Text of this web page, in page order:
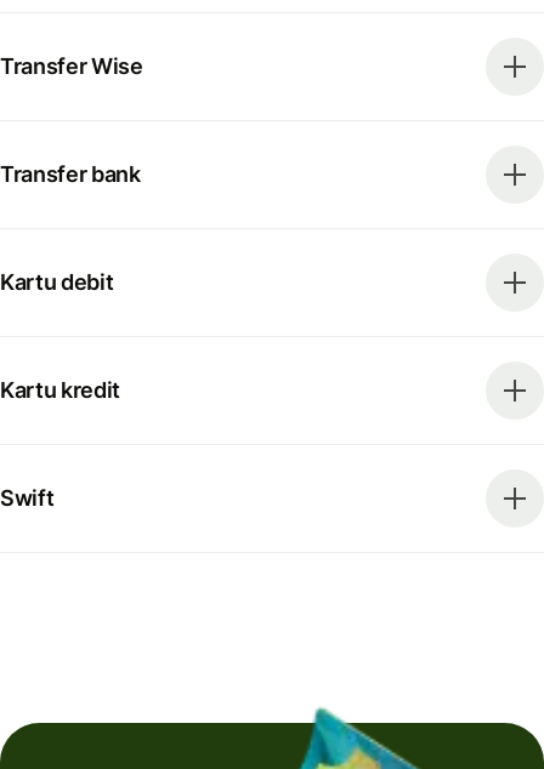
Transfer Wise
Transfer bank
Kartu debit
Kartu kredit
Swift